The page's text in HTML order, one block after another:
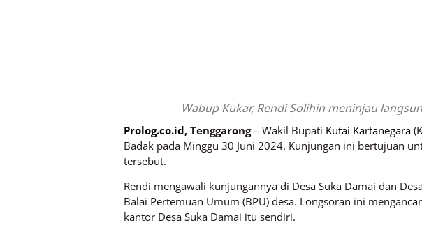
Wabup Kukar, Rendi Solihin meninjau
Prolog.co.id, Tenggarong– Wakil Bupati Kutai Kartanegara
Badak pada Minggu 30 Juni 2024. Kunjungan ini bertujuan
tersebut.
Rendi mengawali kunjungannya di Desa Suka Damai dan
Balai Pertemuan Umum (BPU) desa. Longsoran ini
kantor Desa Suka Damai itu sendiri.